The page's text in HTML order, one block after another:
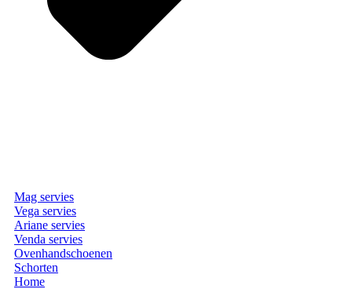
Mag servies
Vega servies
Ariane servies
Venda servies
Ovenhandschoenen
Schorten
Home